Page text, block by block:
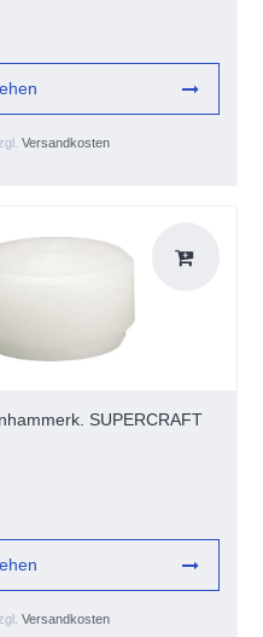
Versandkosten
SUPERCRAFT
Versandkosten